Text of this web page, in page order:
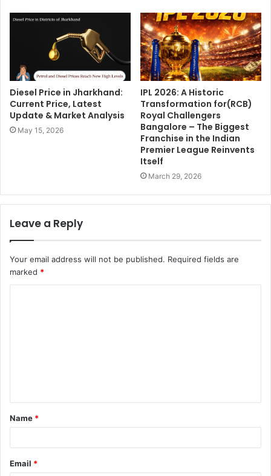
Diesel Price in Jharkhand:
Current Price, Latest
Update & Market Analysis
May 15, 2026
IPL 2026: A Historic
Transformation for(RCB)
Royal Challengers
Bangalore – The Biggest
Franchise in the Indian
Premier League Reinvents
Itself
March 29, 2026
Leave a Reply
Your email address will not be published. Required fields are
marked *
t
*
Name *
Email *